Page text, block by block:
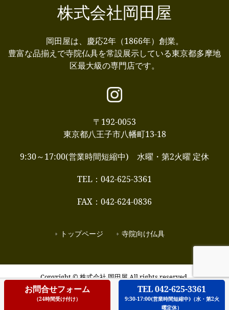
株式会社岡田屋
岡田屋は、慶応2年（1866年）創業。
豊富な品揃えで寺院仏具を常設展示している東京都多摩地
区最大級の専門店です。
〒192-0053
東京都八王子市八幡町13-18
9:30～17:00(営業時間短縮中) 水曜・第2火曜 定休
TEL：042-625-3361
FAX：042-624-0836
トップページ 寺院向け仏具
Copyright © 株式会社 岡田屋 All rights reserved.
お問合せフォーム
（24時間受け付け）
TEL 042-625-3361
9:30-17:00(営業時間短縮中)（水・第2火
曜定休）